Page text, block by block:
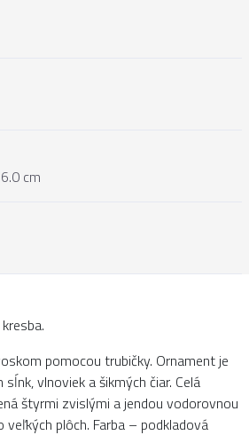
cm
pomocou trubičky. Ornament je
vlnoviek a šikmých čiar. Celá
štyrmi zvislými a jendou vodorovnou
plôch. Farba – podkladová